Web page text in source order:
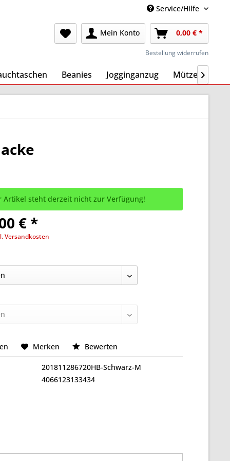
Service/Hilfe
Mein Konto 0,00 € *
Bestellung widerrufen
Beanies Jogginganzug Mützen
Artikel steht derzeit nicht zur Verfügung!
€ *
Versandkosten
Merken Bewerten
201811286720HB-Schwarz-M
4066123133434